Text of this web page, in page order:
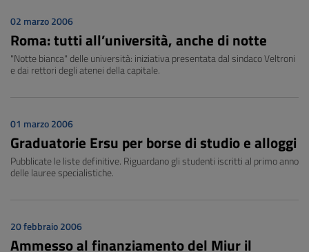
02 marzo 2006
Roma: tutti all’università, anche di notte
"Notte bianca" delle università: iniziativa presentata dal sindaco Veltroni
e dai rettori degli atenei della capitale.
01 marzo 2006
Graduatorie Ersu per borse di studio e alloggi
Pubblicate le liste definitive. Riguardano gli studenti iscritti al primo anno
delle lauree specialistiche.
20 febbraio 2006
Ammesso al finanziamento del Miur il